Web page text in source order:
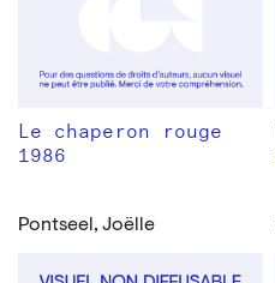
Le chaperon rouge
1986
Pontseel, Joëlle